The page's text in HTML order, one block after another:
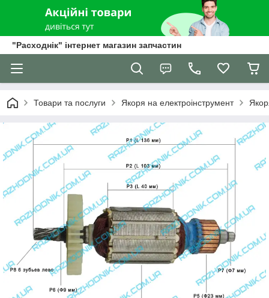
"Расходнік" інтернет магазин запчастин
Товари та послуги Якоря на електроінструмент